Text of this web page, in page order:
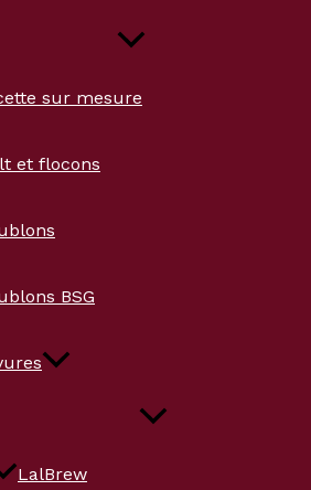
sur mesure
et flocons
BSG
LalBrew